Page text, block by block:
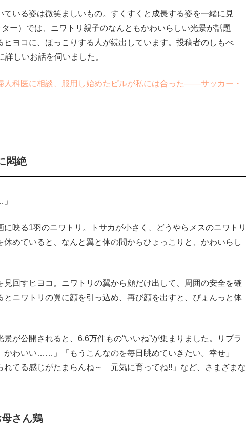
いる姿は微笑ましいもの。すくすくと成長する姿を一緒に見
ー）では、ニワトリ親子のなんともかわいらしい光景が話題
ヨコに、ほっこりする人が続出しています。投稿者のしもべ
詳しいお話を伺いました。
科医に相談、服用し始めたピルが私には合った――サッカー・
悶絶
映る1羽のニワトリ。トサカが小さく、どうやらメスのニワトリ
めていると、なんと翼と体の間からひょっこりと、かわいらし
回すヒヨコ。ニワトリの翼から顔だけ出して、周囲の安全を確
ニワトリの翼に顔を引っ込め、再び顔を出すと、ぴょんっと体
が公開されると、6.6万件もの“いいね”が集まりました。リプラ
わいい……」「もうこんなのを毎日眺めていきたい。幸せ」
れてる感じがたまらんね～ 元気に育ってね!!」など、さまざまな
さん鶏